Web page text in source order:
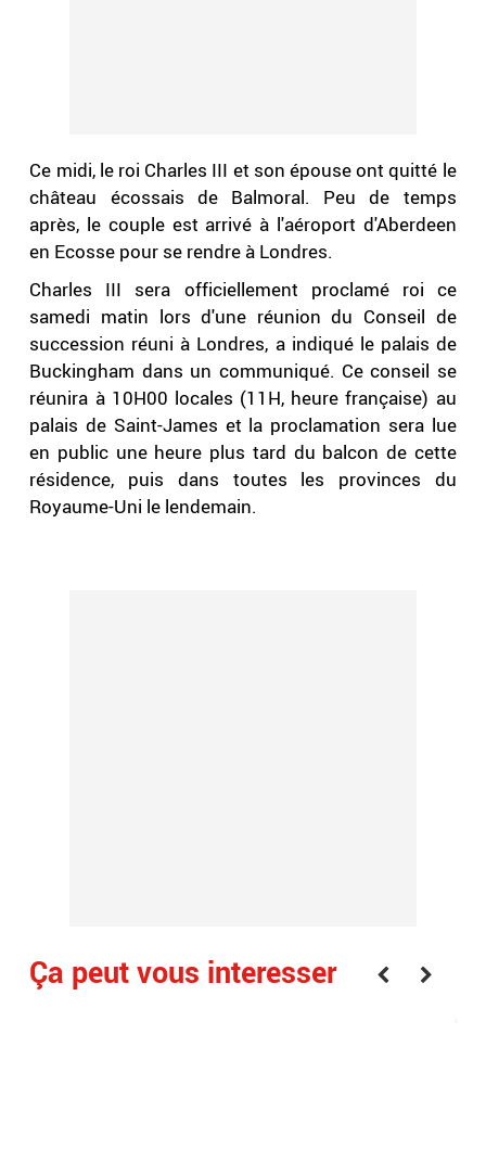
Ce midi, le roi Charles III et son épouse ont quitté le
château écossais de Balmoral. Peu de temps
après, le couple est arrivé à l'aéroport d'Aberdeen
en Ecosse pour se rendre à Londres.
Charles III sera officiellement proclamé roi ce
samedi matin lors d'une réunion du Conseil de
succession réuni à Londres, a indiqué le palais de
Buckingham dans un communiqué. Ce conseil se
réunira à 10H00 locales (11H, heure française) au
palais de Saint-James et la proclamation sera lue
en public une heure plus tard du balcon de cette
résidence, puis dans toutes les provinces du
Royaume-Uni le lendemain.
Ça peut vous interesser